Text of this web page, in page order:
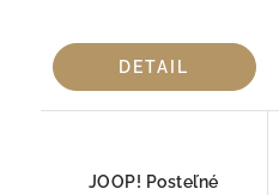
DETAIL
JOOP! Posteľné